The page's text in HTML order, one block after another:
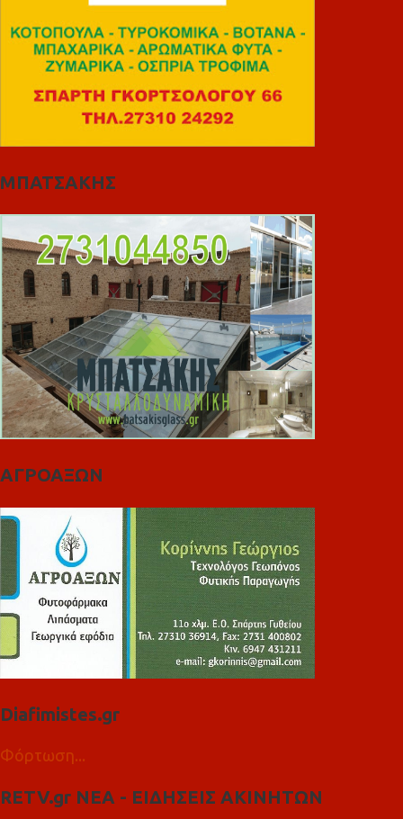
ΜΠΑΤΣΑΚΗΣ
ΑΓΡΟΑΞΩΝ
Diafimistes.gr
Φόρτωση...
RETV.gr ΝΕΑ - ΕΙΔΗΣΕΙΣ ΑΚΙΝΗΤΩΝ